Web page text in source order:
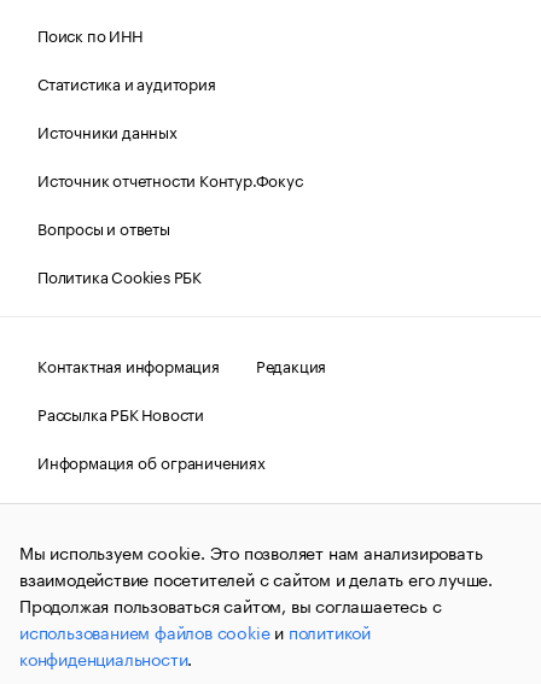
Поиск по ИНН
Статистика и аудитория
Источники данных
Источник отчетности Контур.Фокус
Вопросы и ответы
Политика Cookies РБК
Контактная информация
Редакция
Рассылка РБК Новости
Информация об ограничениях
Правовая информация
О соблюдении авторских прав
© АО «РОСБИЗНЕСКОНСАЛТИНГ»,1995–2026.Сообщения
и материалы информационного агентства «РБК»
(зарегистрировано Федеральной службой по надзору в сфере
связи, информационных технологий и массовых
коммуникаций (Роскомнадзор) 09.12.2015 за номером ИА
№ФС77-63848) сопровождаются пометкой «РБК». Отдельные
публикации могут содержать информацию,
Мы используем cookie. Это позволяет нам анализировать
взаимодействие посетителей с сайтом и делать его лучше.
Продолжая пользоваться сайтом, вы соглашаетесь с
использованием файлов cookieи политикой
конфиденциальности.